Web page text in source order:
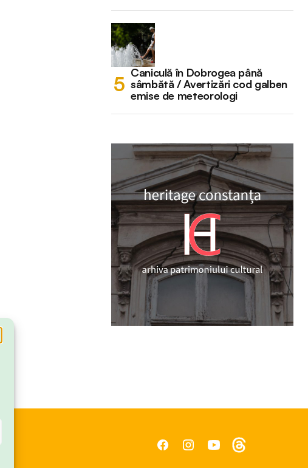
Caniculă în Dobrogea până
sâmbătă / Avertizări cod galben
emise de meteorologi